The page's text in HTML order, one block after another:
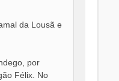
da Lousã e
por
Félix. No